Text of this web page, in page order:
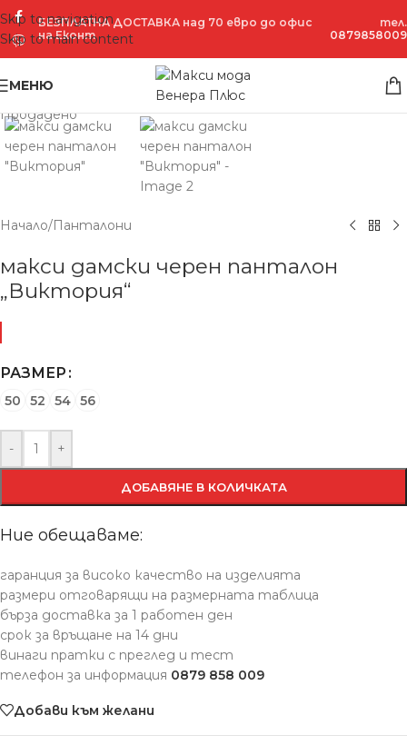
Skip to navigation
Skip to main content
БЕЗПЛАТНА ДОСТАВКА над 70 евро до офис
на Еконт
тел.
0879858009
МЕНЮ
Продадено
Начало/Панталони
макси дамски черен панталон
„Виктория“
РАЗМЕР
50 52 54 56
- +
ДОБАВЯНЕ В КОЛИЧКАТА
Ние обещаваме:
гаранция за високо качество на изделията
размери отговарящи на размерната таблица
бърза доставка за 1 работен ден
срок за връщане на 14 дни
винаги пратки с преглед и тест
телефон за информация 0879 858 009
Добави към желани